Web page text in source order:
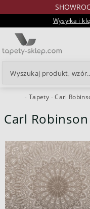
Wysyłka i
24H Tapety Carl
Carl